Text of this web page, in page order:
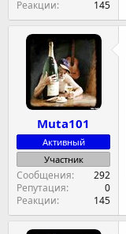
Реакции
145
Muta101
Активный
Участник
Сообщения
292
Репутация
0
Реакции
145